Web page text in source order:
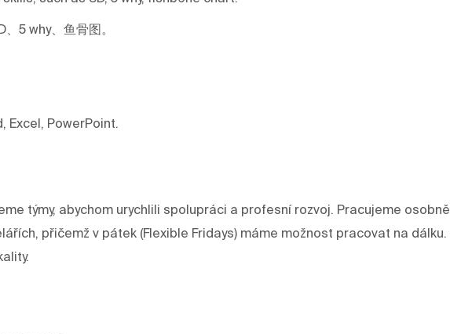
5 why、鱼骨图。
Excel, PowerPoint.
týmy, abychom urychlili spolupráci a profesní rozvoj. Pracujeme osobně
přičemž v pátek (Flexible Fridays) máme možnost pracovat na dálku.